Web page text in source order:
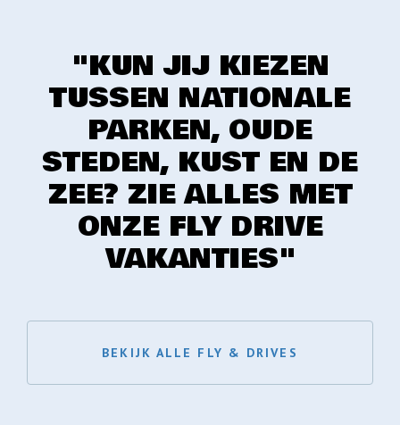
"KUN JIJ KIEZEN
TUSSEN NATIONALE
PARKEN, OUDE
STEDEN, KUST EN DE
ZEE? ZIE ALLES MET
ONZE FLY DRIVE
VAKANTIES"
BEKIJK ALLE FLY & DRIVES